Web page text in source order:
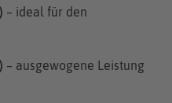
– ideal für den
– ausgewogene Leistung